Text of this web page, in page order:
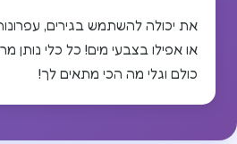
את יכולה להשתמש בגירים,
או אפילו בצבעי מים! כל כלי נותן
כולם וגלי מה הכי מתאים לך!